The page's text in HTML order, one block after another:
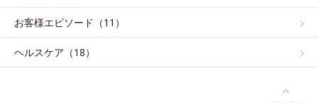
お客様エピソード（11）
ヘルスケア（18）